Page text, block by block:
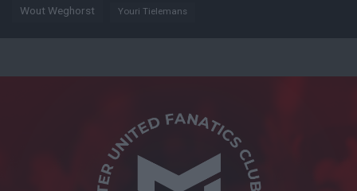
Wout Weghorst Youri Tielemans